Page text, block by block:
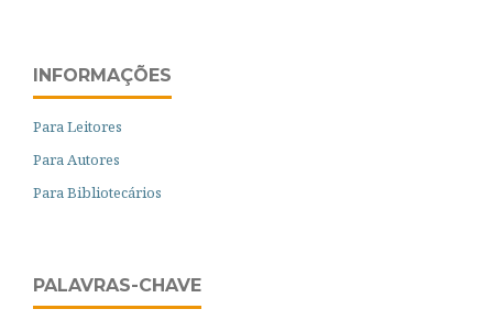
INFORMAÇÕES
Para Leitores
Para Autores
Para Bibliotecários
PALAVRAS-CHAVE